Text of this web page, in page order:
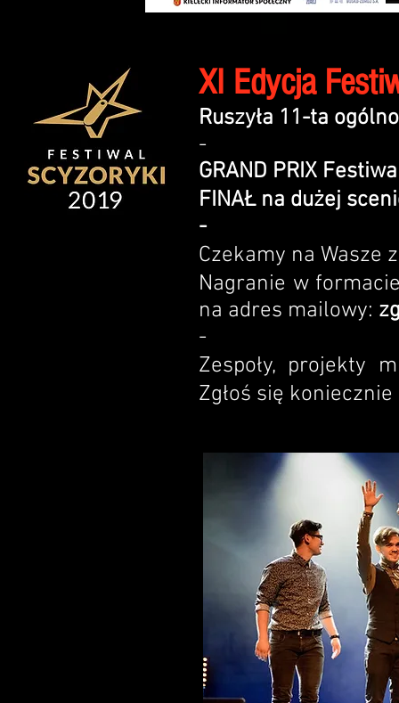
XI Edycja
Ruszyła 11-ta
-
GRAND PRIX
FINAŁ na dużej
-
Czekamy na Wasze
Nagranie w
na adres mailowy:
-
Zespoły, projekty
Zgłoś się koniecznie